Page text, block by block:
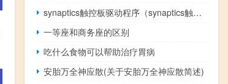
synaptics触控板驱动程序（synaptics触控板驱动）
一等座和商务座的区别
吃什么食物可以帮助治疗胃病
安胎万全神应散(关于安胎万全神应散简述)